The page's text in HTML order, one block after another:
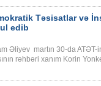
Təsisatlar və
edib
Əliyev martın 30-da ATƏT-
rəhbəri xanım Korin